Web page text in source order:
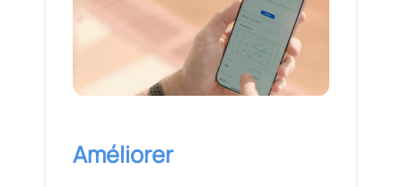
Améliorer